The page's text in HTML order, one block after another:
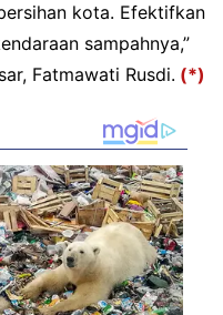
kota. Efektifkan
sampahnya,”
Fatmawati Rusdi. (*)